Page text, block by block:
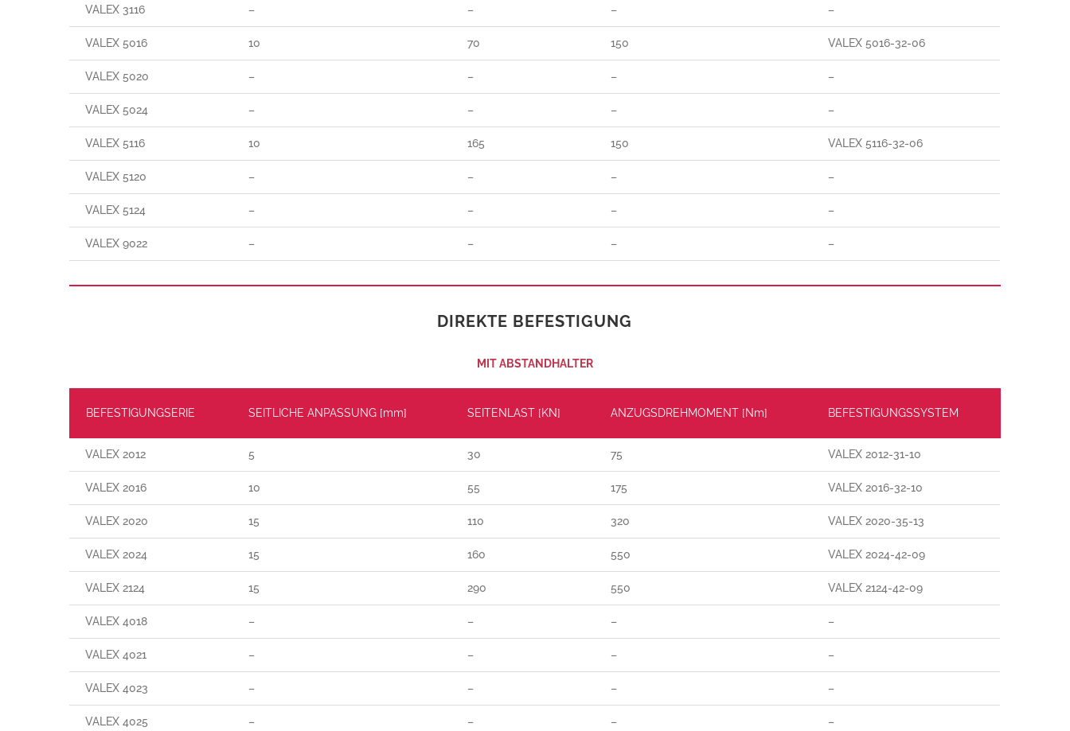
VALEX 3116 – – – –
VALEX 5016 10 70 150 VALEX 5016-32-06
VALEX 5020 – – – –
VALEX 5024 – – – –
VALEX 5116 10 165 150 VALEX 5116-32-06
VALEX 5120 – – – –
VALEX 5124 – – – –
VALEX 9022 – – – –
DIREKTE BEFESTIGUNG
MIT ABSTANDHALTER
BEFESTIGUNGSERIE SEITLICHE ANPASSUNG [mm] SEITENLAST [KN] ANZUGSDREHMOMENT [Nm] BEFESTIGUNGSSYSTEM
VALEX 2012 5 30 75 VALEX 2012-31-10
VALEX 2016 10 55 175 VALEX 2016-32-10
VALEX 2020 15 110 320 VALEX 2020-35-13
VALEX 2024 15 160 550 VALEX 2024-42-09
VALEX 2124 15 290 550 VALEX 2124-42-09
VALEX 4018 – – – –
VALEX 4021 – – – –
VALEX 4023 – – – –
VALEX 4025 – – – –